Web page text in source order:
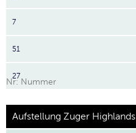
7
51
27
Nr: Nummer
Aufstellung Zuger Highlands